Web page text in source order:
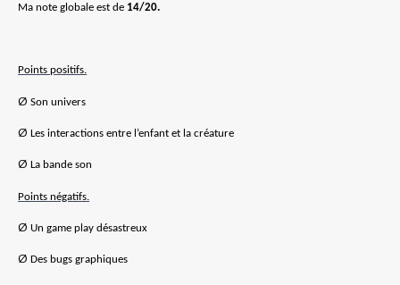
Ma note globale est de 14/20.
Points positifs.
Ø Son univers
Ø Les interactions entre l’enfant et la créature
Ø La bande son
Points négatifs.
Ø Un game play désastreux
Ø Des bugs graphiques